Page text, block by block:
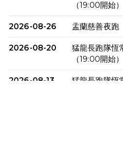
（19:00開始）
2026-08-26 盂蘭慈善夜跑
2026-08-20
猛龍長跑隊恆
（19:00開始）
2026-08-13
猛龍長跑隊恆